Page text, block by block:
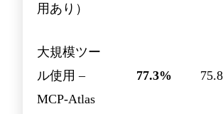
用あり）
大規模ツー
ル使用 –
MCP-Atlas
77.3%